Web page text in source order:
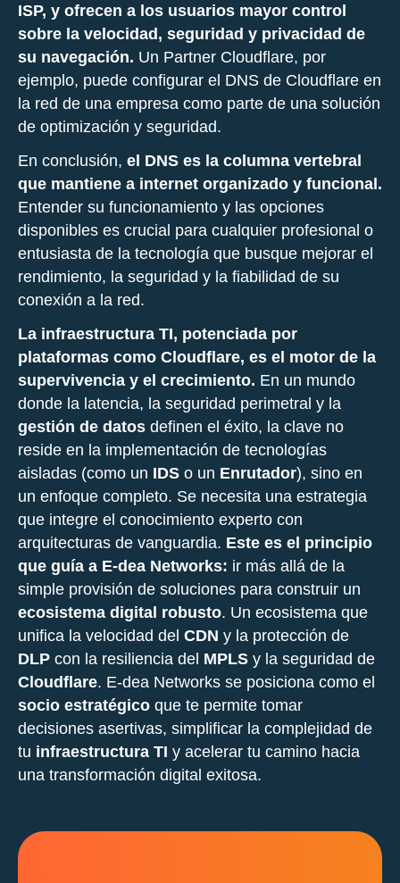
ISP, y ofrecen a los usuarios mayor control
sobre la velocidad, seguridad y privacidad de
su navegación. Un Partner Cloudflare, por
ejemplo, puede configurar el DNS de Cloudflare en
la red de una empresa como parte de una solución
de optimización y seguridad.
En conclusión, el DNS es la columna vertebral
que mantiene a internet organizado y funcional.
Entender su funcionamiento y las opciones
disponibles es crucial para cualquier profesional o
entusiasta de la tecnología que busque mejorar el
rendimiento, la seguridad y la fiabilidad de su
conexión a la red.
La infraestructura TI, potenciada por
plataformas como Cloudflare, es el motor de la
supervivencia y el crecimiento. En un mundo
donde la latencia, la seguridad perimetral y la
gestión de datos definen el éxito, la clave no
reside en la implementación de tecnologías
aisladas (como un IDS o un Enrutador), sino en
un enfoque completo. Se necesita una estrategia
que integre el conocimiento experto con
arquitecturas de vanguardia. Este es el principio
que guía a E-dea Networks: ir más allá de la
simple provisión de soluciones para construir un
ecosistema digital robusto. Un ecosistema que
unifica la velocidad del CDN y la protección de
DLP con la resiliencia del MPLS y la seguridad de
Cloudflare. E-dea Networks se posiciona como el
socio estratégico que te permite tomar
decisiones asertivas, simplificar la complejidad de
tu infraestructura TI y acelerar tu camino hacia
una transformación digital exitosa.